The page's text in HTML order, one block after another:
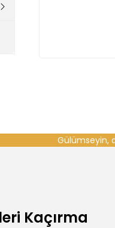
Gülümseyin,
Kaçırma